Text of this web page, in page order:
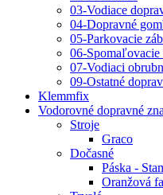
03-Vodiace
04-Dopravné
05-Parkovacie
06-Spomaľovacie
07-Vodiaci
09-Ostatné
Klemmfix
Vodorovné dopravné
Stroje
Graco
Dočasné
Páska -
Oranžová